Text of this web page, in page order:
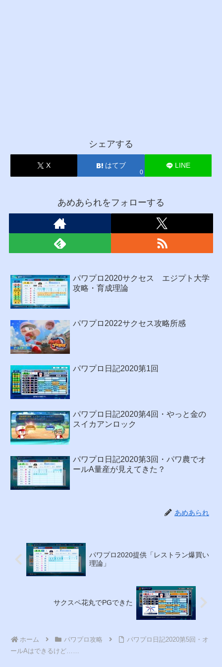
シェアする
X はてブ
0
LINE
あめあられをフォローする
パワプロ2020サクセス エジプト大学
攻略・育成理論
パワプロ2022サクセス攻略所感
パワプロ日記2020第1回
パワプロ日記2020第4回・やっと金の
スイカアンロック
パワプロ日記2020第3回・パワ農でオ
ールA量産が見えてきた？
あめあられ
パワプロ2020提供「レストラン爆買い
理論」
サクスペ花丸でPGできた
ホーム パワプロ攻略
パワプロ日記2020第5回・オ
ールAはできるけど……